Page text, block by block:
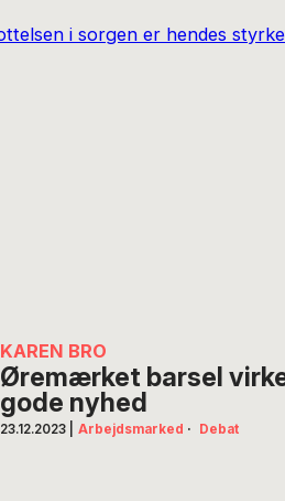
KAREN BRO
Øremærket barsel
gode nyhed
23.12.2023 Arbejdsmarked · Debat